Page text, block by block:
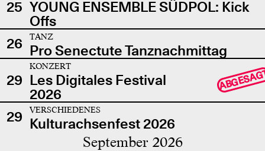
25 YOUNG ENSEMBLE SÜDPOL: Kick
Offs
26
TANZ
Pro Senectute Tanznachmittag
29
KONZERT
Les Digitales Festival
2026
29 VERSCHIEDENES
Kulturachsenfest 2026
September 2026